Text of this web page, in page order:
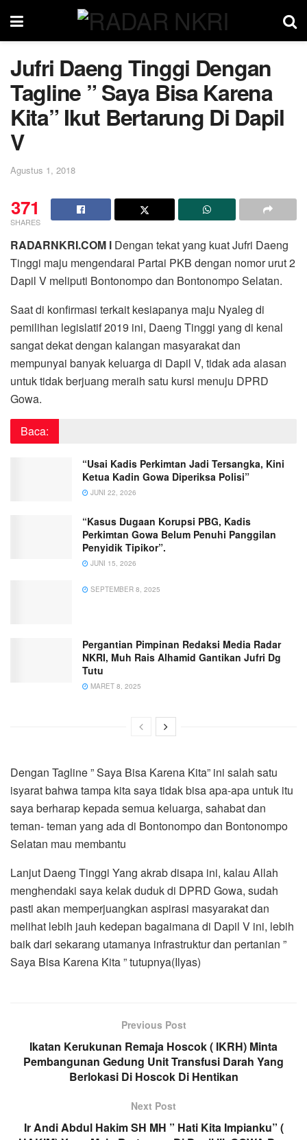
Jufri Daeng Tinggi Dengan
Tagline ” Saya Bisa Karena
Kita” Ikut Bertarung Di Dapil
V
Agustus 1, 2018
371
SHARES
RADARNKRI.COM l Dengan tekat yang kuat Jufri Daeng
Tinggi maju mengendarai Partai PKB dengan nomor urut 2
Dapil V meliputi Bontonompo dan Bontonompo Selatan.
Saat di konfirmasi terkait kesiapanya maju Nyaleg di
pemilihan legislatif 2019 ini, Daeng Tinggi yang di kenal
sangat dekat dengan kalangan masyarakat dan
mempunyai banyak keluarga di Dapil V, tidak ada alasan
untuk tidak berjuang meraih satu kursi menuju DPRD
Gowa.
Baca:
“Usai Kadis Perkimtan Jadi Tersangka, Kini
Ketua Kadin Gowa Diperiksa Polisi”
JUNI 22, 2026
“Kasus Dugaan Korupsi PBG, Kadis
Perkimtan Gowa Belum Penuhi Panggilan
Penyidik Tipikor”.
JUNI 15, 2026
SEPTEMBER 8, 2025
Pergantian Pimpinan Redaksi Media Radar
NKRI, Muh Rais Alhamid Gantikan Jufri Dg
Tutu
MARET 8, 2025
Dengan Tagline ” Saya Bisa Karena Kita” ini salah satu
isyarat bahwa tampa kita saya tidak bisa apa-apa untuk itu
saya berharap kepada semua keluarga, sahabat dan
teman- teman yang ada di Bontonompo dan Bontonompo
Selatan mau membantu
Lanjut Daeng Tinggi Yang akrab disapa ini, kalau Allah
menghendaki saya kelak duduk di DPRD Gowa, sudah
pasti akan memperjuangkan aspirasi masyarakat dan
melihat lebih jauh kedepan bagaimana di Dapil V ini, lebih
baik dari sekarang utamanya infrastruktur dan pertanian ”
Saya Bisa Karena Kita ” tutupnya(Ilyas)
Previous Post
Ikatan Kerukunan Remaja Hoscok ( IKRH) Minta
Pembangunan Gedung Unit Transfusi Darah Yang
Berlokasi Di Hoscok Di Hentikan
Next Post
Ir Andi Abdul Hakim SH MH ” Hati Kita Impianku” (